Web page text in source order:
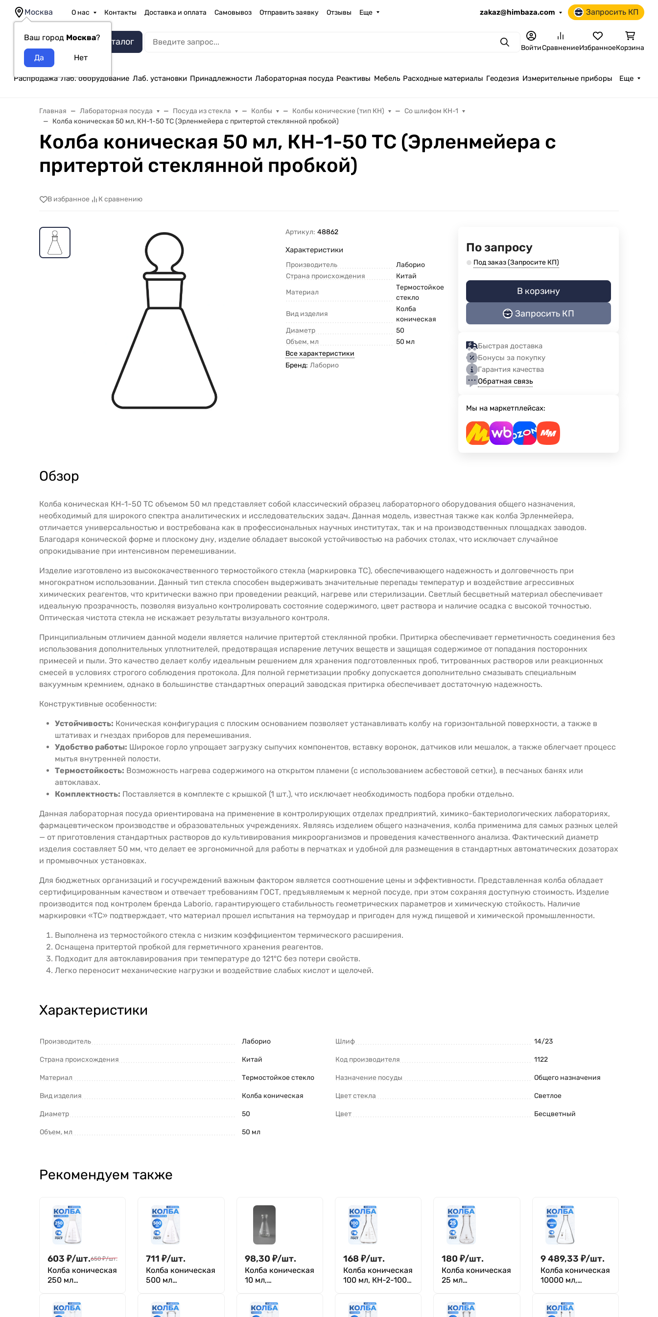
Москва
Ваш город Москва?
О нас Контакты Доставка и оплата Самовывоз Отправить заявку Отзывы Еще zakaz@himbaza.com Запросить КП
Каталог ПоискВойтиСравнениеИзбранноеКорзина
Распродажа Лаб. оборудование Лаб. установки Принадлежности Лабораторная посуда Реактивы Мебель Расходные материалы Геодезия Измерительные приборы Еще
Главная Лабораторная посуда Посуда из стекла Колбы Колбы конические (тип КН)
Со шлифом КН-1
Колба коническая 50 мл, КН-1-50 ТС (Эрленмейера с притертой стеклянной пробкой)
Колба коническая 50 мл, КН-1-50 ТС (Эрленмейера с
притертой стеклянной пробкой)
В избранное К сравнению
Артикул: 48862
Характеристики
Производитель
Лаборио
Страна происхождения
Китай
Материал
Термостойкое
стекло
Вид изделия
Колба
коническая
Диаметр
50
Объем, мл
50 мл
Все характеристики
Бренд: Лаборио
По запросу
Под заказ (Запросите КП)
В корзину
Запросить КП
Быстрая доставка
Бонусы за покупку
Гарантия качества
Обратная связь
Мы на маркетплейсах:
Обзор
Колба коническая КН-1-50 ТС объемом 50 мл представляет собой классический образец лабораторного оборудования общего назначения,
необходимый для широкого спектра аналитических и исследовательских задач. Данная модель, известная также как колба Эрленмейера,
отличается универсальностью и востребована как в профессиональных научных институтах, так и на производственных площадках заводов.
Благодаря конической форме и плоскому дну, изделие обладает высокой устойчивостью на рабочих столах, что исключает случайное
опрокидывание при интенсивном перемешивании.
Изделие изготовлено из высококачественного термостойкого стекла (маркировка ТС), обеспечивающего надежность и долговечность при
многократном использовании. Данный тип стекла способен выдерживать значительные перепады температур и воздействие агрессивных
химических реагентов, что критически важно при проведении реакций, нагреве или стерилизации. Светлый бесцветный материал обеспечивает
идеальную прозрачность, позволяя визуально контролировать состояние содержимого, цвет раствора и наличие осадка с высокой точностью.
Оптическая чистота стекла не искажает результаты визуального контроля.
Принципиальным отличием данной модели является наличие притертой стеклянной пробки. Притирка обеспечивает герметичность соединения без
использования дополнительных уплотнителей, предотвращая испарение летучих веществ и защищая содержимое от попадания посторонних
примесей и пыли. Это качество делает колбу идеальным решением для хранения подготовленных проб, титрованных растворов или реакционных
смесей в условиях строгого соблюдения протокола. Для полной герметизации пробку допускается дополнительно смазывать специальным
вакуумным кремнием, однако в большинстве стандартных операций заводская притирка обеспечивает достаточную надежность.
Конструктивные особенности:
Устойчивость: Коническая конфигурация с плоским основанием позволяет устанавливать колбу на горизонтальной поверхности, а также в
штативах и гнездах приборов для перемешивания.
Удобство работы: Широкое горло упрощает загрузку сыпучих компонентов, вставку воронок, датчиков или мешалок, а также облегчает процесс
мытья внутренней полости.
Термостойкость: Возможность нагрева содержимого на открытом пламени (с использованием асбестовой сетки), в песчаных банях или
автоклавах.
Комплектность: Поставляется в комплекте с крышкой (1 шт.), что исключает необходимость подбора пробки отдельно.
Данная лабораторная посуда ориентирована на применение в контролирующих отделах предприятий, химико-бактериологических лабораториях,
фармацевтическом производстве и образовательных учреждениях. Являясь изделием общего назначения, колба применима для самых разных целей
— от приготовления стандартных растворов до культивирования микроорганизмов и проведения качественного анализа. Фактический диаметр
изделия составляет 50 мм, что делает ее эргономичной для работы в перчатках и удобной для размещения в стандартных автоматических дозаторах
и промывочных установках.
Для бюджетных организаций и госучреждений важным фактором является соотношение цены и эффективности. Представленная колба обладает
сертифицированным качеством и отвечает требованиям ГОСТ, предъявляемым к мерной посуде, при этом сохраняя доступную стоимость. Изделие
производится под контролем бренда Laborio, гарантирующего стабильность геометрических параметров и химическую стойкость. Наличие
маркировки «ТС» подтверждает, что материал прошел испытания на термоудар и пригоден для нужд пищевой и химической промышленности.
Выполнена из термостойкого стекла с низким коэффициентом термического расширения.
Оснащена притертой пробкой для герметичного хранения реагентов.
Подходит для автоклавирования при температуре до 121°C без потери свойств.
Легко переносит механические нагрузки и воздействие слабых кислот и щелочей.
Характеристики
Производитель Лаборио
Страна происхождения Китай
Материал Термостойкое стекло
Вид изделия Колба коническая
Диаметр 50
Объем, мл 50 мл
Шлиф 14/23
Код производителя 1122
Назначение посуды Общего назначения
Цвет стекла Светлое
Цвет Бесцветный
Рекомендуем также
603 ₽/шт.650 ₽/шт.
Колба коническая
250 мл
исполнение 1 - со
711 ₽/шт.
Колба коническая
500 мл
исполнение 1 - со
98,30 ₽/шт.
Колба коническая
10 мл,
КН-2-10-18 ТС
168 ₽/шт.
Колба коническая
100 мл, КН-2-100-
180 ₽/шт.
Колба коническая
25 мл
цилиндрической
9 489,33 ₽/шт.
Колба коническая
10000 мл,
КН-2-10000-80